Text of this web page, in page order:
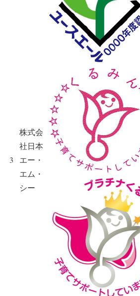
3
株式会
社日本
エー・
エム・
シー